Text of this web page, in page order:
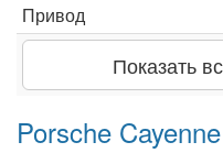
Привод
Показать
Porsche